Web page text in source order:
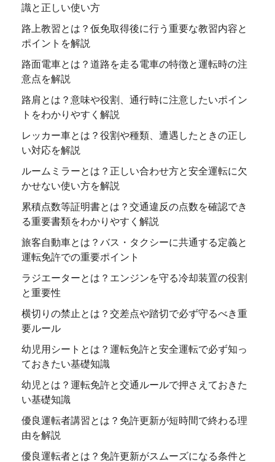
識と正しい使い方
路上教習とは？仮免取得後に行う重要な教習内容と
ポイントを解説
路面電車とは？道路を走る電車の特徴と運転時の注
意点を解説
路肩とは？意味や役割、通行時に注意したいポイン
トをわかりやすく解説
レッカー車とは？役割や種類、遭遇したときの正し
い対応を解説
ルームミラーとは？正しい合わせ方と安全運転に欠
かせない使い方を解説
累積点数等証明書とは？交通違反の点数を確認でき
る重要書類をわかりやすく解説
旅客自動車とは？バス・タクシーに共通する定義と
運転免許での重要ポイント
ラジエーターとは？エンジンを守る冷却装置の役割
と重要性
横切りの禁止とは？交差点や踏切で必ず守るべき重
要ルール
幼児用シートとは？運転免許と安全運転で必ず知っ
ておきたい基礎知識
幼児とは？運転免許と交通ルールで押さえておきた
い基礎知識
優良運転者講習とは？免許更新が短時間で終わる理
由を解説
優良運転者とは？免許更新がスムーズになる条件と